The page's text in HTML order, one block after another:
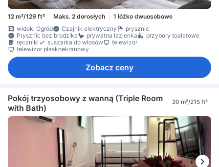
12 m²/129 ft² Maks. 2 dorosłych
1 łóżko dwuosobowe
widok: Ogród
Czajnik elektryczny
prysznic
Prysznic bez brodzika
prywatna łazienka
przybory toaletowe
ręczniki
suszarka do włosów
telewizor
telewizor płaskoekranowy
Zobacz ceny
Pokój trzyosobowy z wanną (Triple Room
with Bath)
20 m²/215 ft²